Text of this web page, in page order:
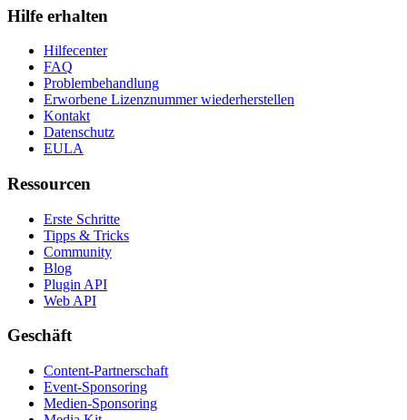
Hilfe erhalten
Hilfecenter
FAQ
Problembehandlung
Erworbene Lizenznummer wiederherstellen
Kontakt
Datenschutz
EULA
Ressourcen
Erste Schritte
Tipps & Tricks
Community
Blog
Plugin API
Web API
Geschäft
Content-Partnerschaft
Event-Sponsoring
Medien-Sponsoring